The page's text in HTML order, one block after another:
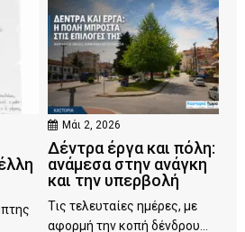
Μάι 2, 2026
Δέντρα έργα και πόλη:
ανάμεσα στην ανάγκη
και την υπερβολή
Τις τελευταίες ημέρες, με
αφορμή την κοπή δένδρου...